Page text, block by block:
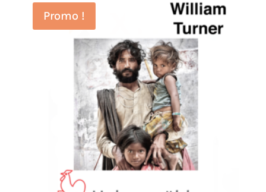
était :
145,30€.
est :
101,71€.
Promo !